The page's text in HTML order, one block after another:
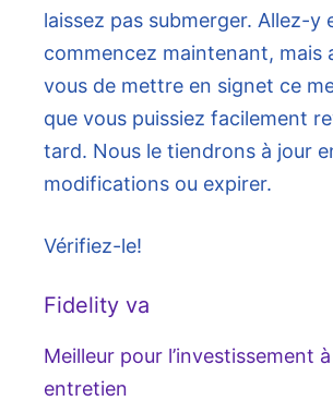
laissez pas submerger. Allez-y
commencez maintenant, mais
vous de mettre en signet ce
que vous puissiez facilement
tard. Nous le tiendrons à jour
modifications ou expirer.
Vérifiez-le!
Fidelity va
Meilleur pour l’investissement
entretien